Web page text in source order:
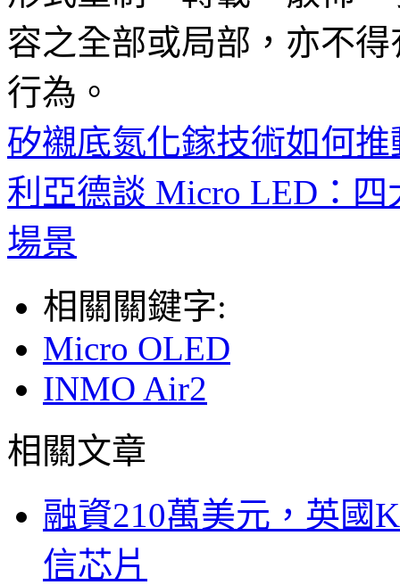
容之全部或局部，亦不
行為。
矽襯底氮化鎵技術如何
利亞德談 Micro LED：
場景
相關關鍵字:
Micro OLED
INMO Air2
相關文章
融資210萬美元，英國
信芯片